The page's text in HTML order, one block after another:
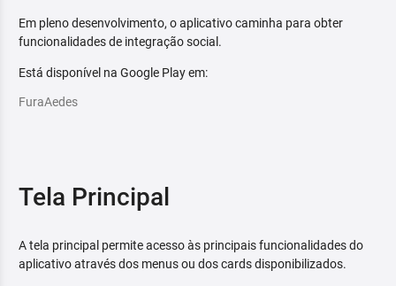
Em pleno desenvolvimento, o aplicativo caminha para obter
funcionalidades de integração social.
Está disponível na Google Play em:
FuraAedes
Tela Principal
A tela principal permite acesso às principais funcionalidades do
aplicativo através dos menus ou dos cards disponibilizados.